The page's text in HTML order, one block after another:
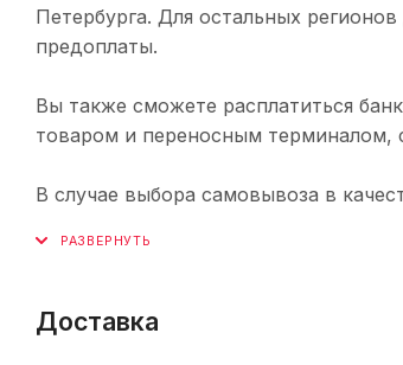
Петербурга. Для остальных
предоплаты.
Вы также сможете расплатиться
товаром и переносным терминалом,
В случае выбора самовывоза в
Доставка